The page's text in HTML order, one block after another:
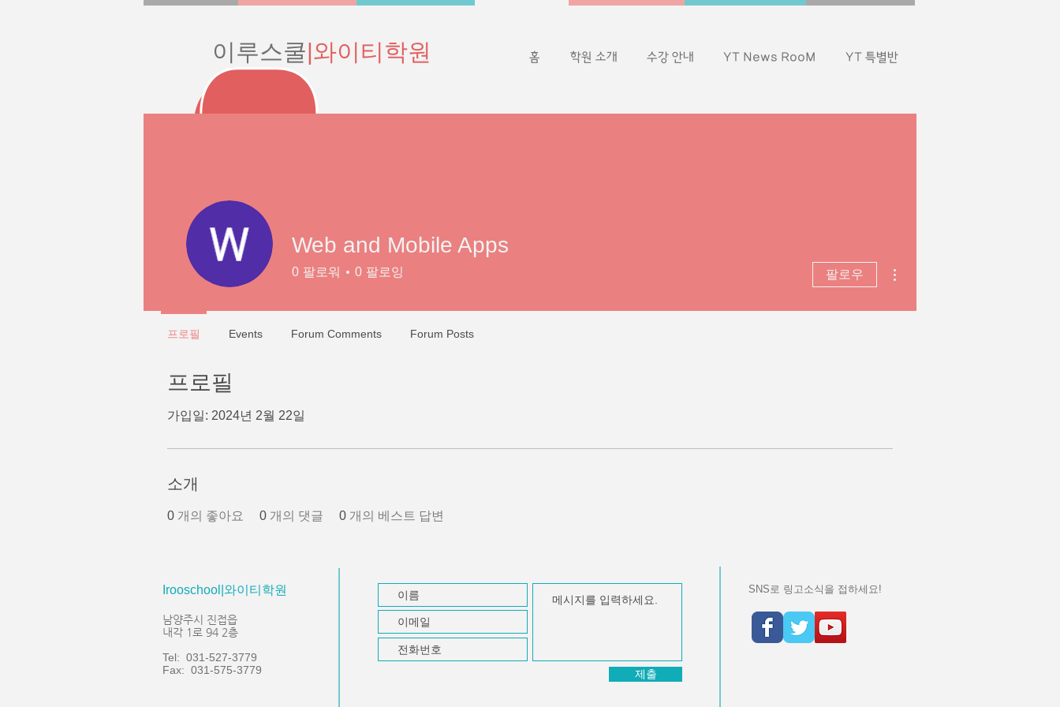
이루스쿨|와이티학원 홈 학원 소개 수강 안내 YT News RooM YT 특별반
프로필
가입일: 2024년 2월 22일
소개
0 개의 좋아요 0 개의 댓글 0 개의 베스트 답변
Web and Mobile Apps
0 팔로워 0 팔로잉 팔로우
프로필 Events Forum Comments Forum Posts
Irooschool|와이티학원
남양주시 진접읍
내각 1로 94 2층
Tel: 031-527-3779
Fax: 031-575-3779
제출
SNS로 링고소식을 접하세요!